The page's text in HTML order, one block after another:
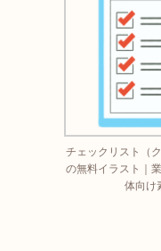
チェックリスト（
の無料イラスト｜
体向け